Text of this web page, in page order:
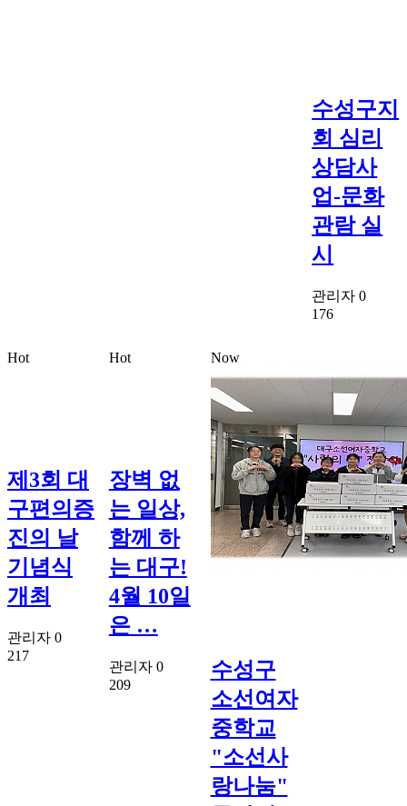
수성구지
회 심리
상담사
업-문화
관람 실
시
관리자 0
176
Hot
제3회 대
구편의증
진의 날
기념식
개최
관리자 0
217
Hot
장벽 없
는 일상,
함께 하
는 대구!
4월 10일
은 …
관리자 0
209
Now
수성구
소선여자
중학교
"소선사
랑나눔"